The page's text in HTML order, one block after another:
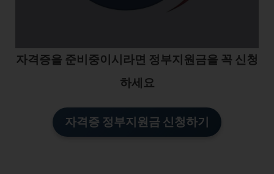
자격증을 준비중이시라면 정부지원금을 꼭 신청
하세요
자격증 정부지원금 신청하기